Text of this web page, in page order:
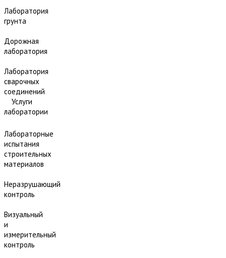
Лаборатория
грунта
Дорожная
лаборатория
Лаборатория
сварочных
соединений
Услуги
лаборатории
Лабораторные
испытания
строительных
материалов
Неразрушающий
контроль
Визуальный
и
измерительный
контроль